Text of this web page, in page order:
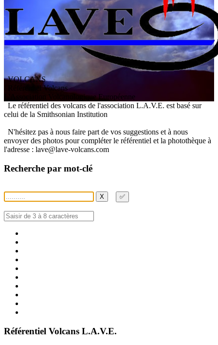
VOLCANS
/ Référentiel Volcans
ssociation V olcanologiqueEuropéenne
Le référentiel des volcans de l'association L.A.V.E. est basé sur
celui de la Smithsonian Institution
N'hésitez pas à nous faire part de vos suggestions et à nous
envoyer des photos pour compléter le référentiel et la photothèque à
l'adresse : lave@lave-volcans.com
Recherche par mot-clé
X ✅
Référentiel Volcans L.A.V.E.